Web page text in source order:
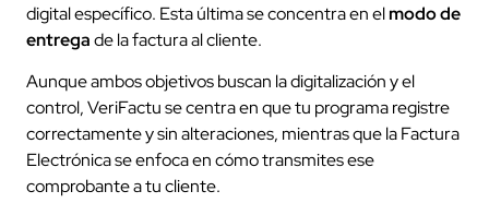
digital específico. Esta última se concentra en elmodo de
entregade la factura al cliente.
Aunque ambos objetivos buscan la digitalización y el
control, VeriFactu se centra en que tu programa registre
correctamente y sin alteraciones, mientras que la Factura
Electrónica se enfoca en cómo transmites ese
comprobante a tu cliente.